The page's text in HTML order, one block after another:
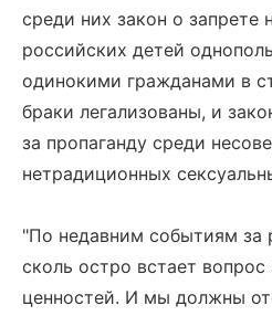
среди них закон о запрете
российских детей
одинокими гражданами в
браки легализованы, и
за пропаганду среди
нетрадиционных
"По недавним событиям
сколь остро встает
ценностей. И мы должны